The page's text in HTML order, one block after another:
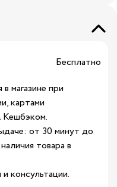
Бесплатно
магазине при
картами
от 30 минут до
товара в
консультации.